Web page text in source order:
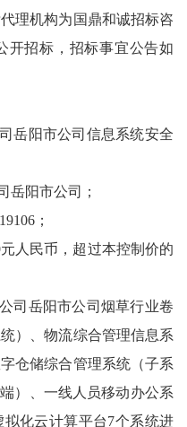
理机构为国鼎和诚招标咨
开招标，招标事宜公告如
岳阳市公司信息系统安全
岳阳市公司；
；
人民币，超过本控制价的
司岳阳市公司烟草行业卷
）、物流综合管理信息系
仓储综合管理系统（子系
）、一线人员移动办公系
化云计算平台7个系统进